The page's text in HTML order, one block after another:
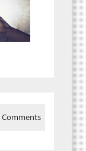
Comments